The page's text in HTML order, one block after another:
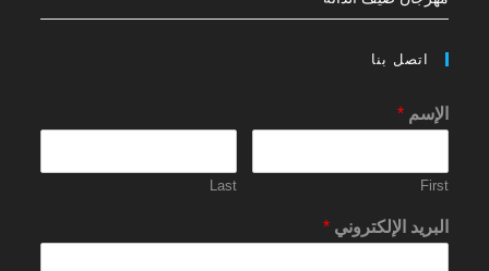
اتصل بنا
الإسم*
First
Last
البريد الإلكتروني*